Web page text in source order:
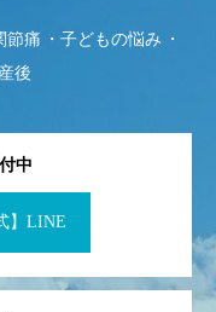
節痛
子どもの悩み
後
中
】LINE